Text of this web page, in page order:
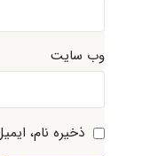
وب‌ سایت
ذخیره نام،